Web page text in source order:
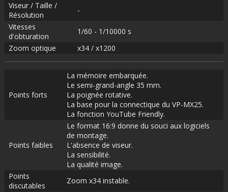
Viseur / Taille /
Résolution
-
Vitesses
d'obturation
1/60 - 1/10000 s
Zoom optique
x34 / x1200
Points forts
La mémoire embarquée.
Le semi-grand-angle 35 mm.
La poignée rotative.
La base pour la connectique du VP-MX25.
La fonction YouTube Friendly.
Points faibles
Le format 16:9 donne du souci aux logiciels
de montage.
L'absence de viseur.
La sensibilité.
La qualité image.
Points
discutables
Zoom x34 instable.